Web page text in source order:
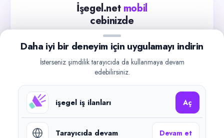
İşegel.net mobil
cebinizde
Güncel iş ilanlarını takip edin, işverenlerle hızlıca
iletişime geçin.
Google Play
©2026işegel.net. Tüm hakları saklıdır.
Daha iyi bir deneyim için uygulamayı indirin
İsterseniz şimdilik tarayıcıda da kullanmaya devam
edebilirsiniz.
işegel iş ilanları Aç
Tarayıcıda devam Devam et